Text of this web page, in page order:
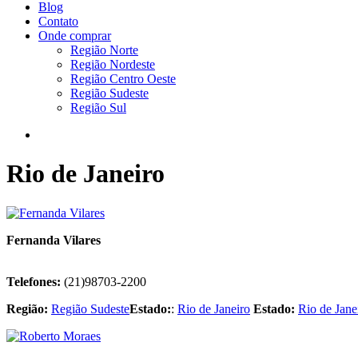
Blog
Contato
Onde comprar
Região Norte
Região Nordeste
Região Centro Oeste
Região Sudeste
Região Sul
Rio de Janeiro
Fernanda Vilares
Telefones: (21)98703-2200
Região: Região SudesteEstado:: Rio de Janeiro Estado: Rio de